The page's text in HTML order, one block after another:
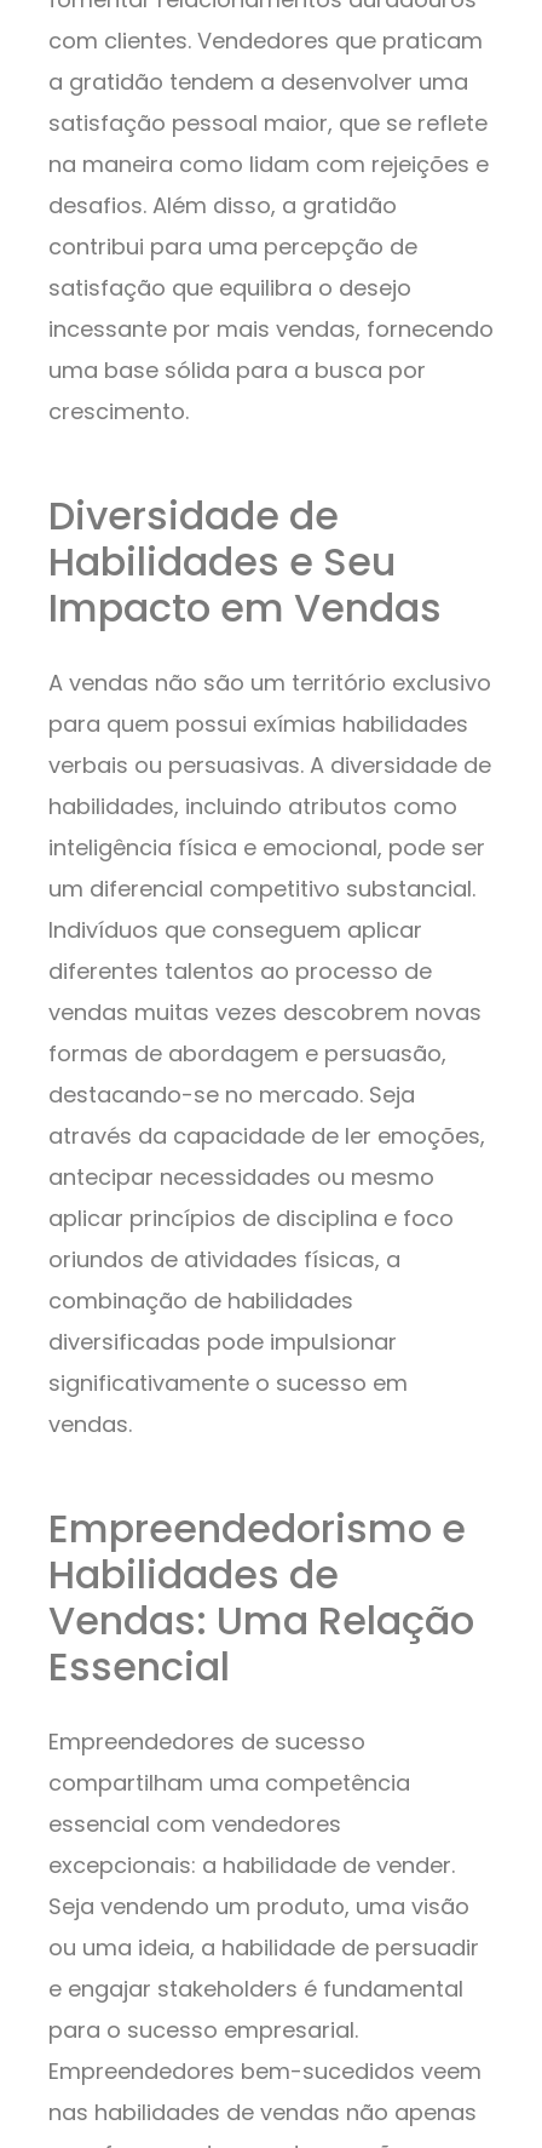
com clientes. Vendedores que praticam
a gratidão tendem a desenvolver uma
satisfação pessoal maior, que se reflete
na maneira como lidam com rejeições e
desafios. Além disso, a gratidão
contribui para uma percepção de
satisfação que equilibra o desejo
incessante por mais vendas, fornecendo
uma base sólida para a busca por
crescimento.
Diversidade de
Habilidades e Seu
Impacto em Vendas
A vendas não são um território exclusivo
para quem possui exímias habilidades
verbais ou persuasivas. A diversidade de
habilidades, incluindo atributos como
inteligência física e emocional, pode ser
um diferencial competitivo substancial.
Indivíduos que conseguem aplicar
diferentes talentos ao processo de
vendas muitas vezes descobrem novas
formas de abordagem e persuasão,
destacando-se no mercado. Seja
através da capacidade de ler emoções,
antecipar necessidades ou mesmo
aplicar princípios de disciplina e foco
oriundos de atividades físicas, a
combinação de habilidades
diversificadas pode impulsionar
significativamente o sucesso em
vendas.
Empreendedorismo e
Habilidades de
Vendas: Uma Relação
Essencial
Empreendedores de sucesso
compartilham uma competência
essencial com vendedores
excepcionais: a habilidade de vender.
Seja vendendo um produto, uma visão
ou uma ideia, a habilidade de persuadir
e engajar stakeholders é fundamental
para o sucesso empresarial.
Empreendedores bem-sucedidos veem
nas habilidades de vendas não apenas